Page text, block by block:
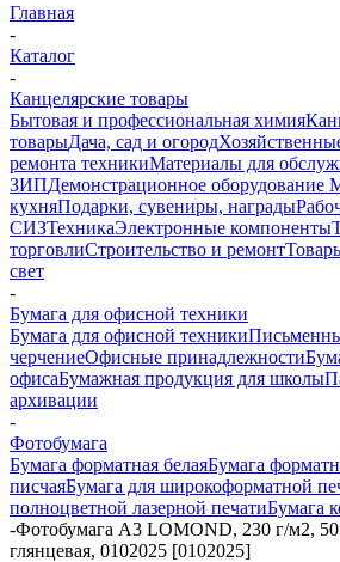
Главная
-
Каталог
-
Канцелярские товары
Бытовая и профессиональная химия
товарыДача, сад и огород
ремонта техникиМатериалы для
ЗИПДемонстрационное оборудование
кухняПодарки, сувениры, награды
СИЗТехникаЭлектронные компоненты
торговлиСтроительство и ремонт
свет
-
Бумага для офисной техники
Бумага для офисной техники
черчениеОфисные принадлежности
офисаБумажная продукция для школы
архивации
-
Фотобумага
Бумага форматная белаяБумага
писчаяБумага для широкоформатной
полноцветной лазерной печатиБумага
-Фотобумага A3 LOMOND, 230 г/м2, 50
глянцевая, 0102025 [0102025]